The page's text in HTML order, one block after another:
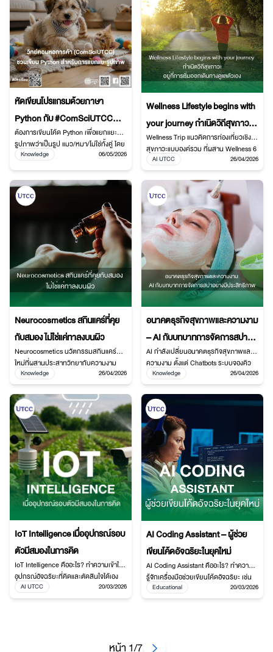
หัดเขียนโปรแกรมด้วยภาษา
Python กับ #ComSciUTCC
การแยกแยะรูปภาพ Image
Classification
ต้องการเขียนโค้ด Python เพื่อแยกแยะ
รูปภาพว่าเป็นรูป แมว/หมา/ไม่ใช่ทั้งคู่ โดย
User สามารถ Upload ไฟล์รูปภาพที่
ต้องการแยกแยะได้
Knowledge 06/05/2026
Wellness Lifestyle begins with
your journey กำเนิดวิถีสุขภาวะ
อยู่ที่การเริ่มออกเดินทางดูแลตัว
เอง
Wellness Trip แนวคิดการท่องเที่ยวเชิง
สุขภาวะแบบองค์รวม ที่ผสาน Wellness 6
มิติ เข้ากับวัฒนธรรมไทย อาหารไทย และ
ภูมิปัญญาท้องถิ่น เพื่อสร้างประสบการณ์
สุขภาพและความงามอย่างยั่งยืน พร้อม
ต่อยอดสู่เศรษฐกิจสร้างสรรค์และ
Wellness Hub ของไทย
AI UTCC 26/04/2026
Neurocosmetics สกินแคร์ที่คุย
กับสมอง ไม่ใช่แค่ทาลงบนผิว
Neurocosmetics นวัตกรรมสกินแคร์ยุค
ใหม่ที่ผสานประสาทวิทยากับความงาม
ผ่านการทำงานของ skin-brain interface
ช่วยลดการอักเสบ ลดริ้วรอย ฟื้นฟูคอล
ลาเจน และยกระดับการดูแลผิวสู่อนาคต
ของธุรกิจ Wellness และ Beauty Tech
Knowledge 26/04/2026
อนาคตธุรกิจสุขภาพและความงาม
– AI กับบทบาทการจัดการสปา
อย่างมีประสิทธิภาพ
AI กำลังเปลี่ยนอนาคตธุรกิจสุขภาพและ
ความงาม ตั้งแต่ Chatbots ระบบจองคิว
อัจฉริยะ การวิเคราะห์ผิวด้วย AI ไปจนถึง
Spa-Tech ที่ช่วยเพิ่มประสิทธิภาพการ
จัดการสปา ยกระดับประสบการณ์ลูกค้า
และสร้างธุรกิจสุขภาพยุคใหม่อย่างยั่งยืน
Knowledge 26/04/2026
IoT Intelligence เมื่ออุปกรณ์รอบ
ตัวมีสมองในการคิด
IoT Intelligence คืออะไร? ทำความเข้าใจ
อุปกรณ์อัจฉริยะที่คิดและตัดสินใจได้เอง
พร้อมตัวอย่าง Smart Home, Smart
Farm และ Smart City ที่ช่วยให้ชีวิต
AI UTCC 20/03/2026
AI Coding Assistant – ผู้ช่วย
เขียนโค้ดอัจฉริยะในยุคใหม่
AI Coding Assistant คืออะไร? ทำความ
รู้จักเครื่องมือช่วยเขียนโค้ดอัจฉริยะ เช่น
GitHub Copilot, CodeWhisperer และ
Cursor พร้อมข้อดี ข้อจำกัด และบทบาท
Educational 20/03/2026
หน้า 1/7